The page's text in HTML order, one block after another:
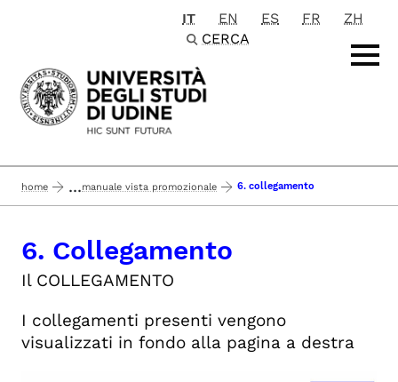
Passa al contenuto principale
IT EN ES FR
ZH
CERCA
home ...manuale vista promozionale 6. collegamento
6. Collegamento
Il COLLEGAMENTO
I collegamenti presenti vengono
visualizzati in fondo alla pagina a destra